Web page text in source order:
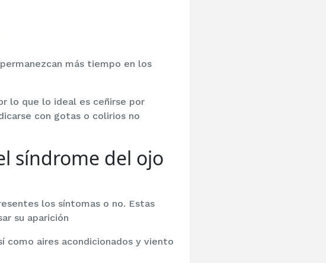
más tiempo en los
lo que lo ideal es ceñirse por
con gotas o colirios no
síndrome del ojo
los síntomas o no. Estas
su aparición
aires acondicionados y viento